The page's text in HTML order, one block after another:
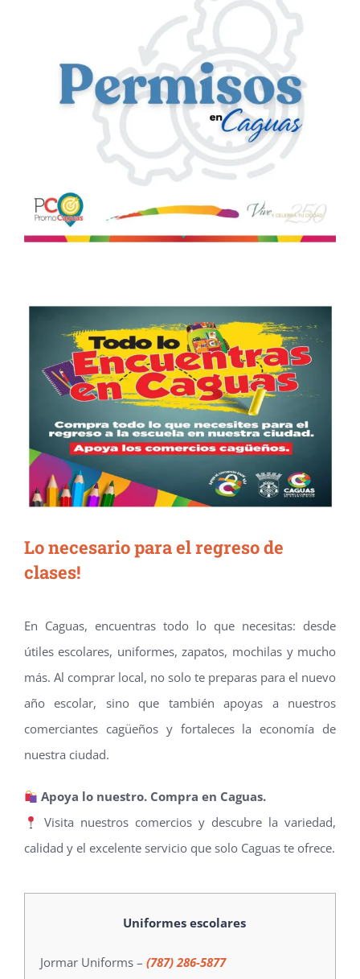
Lo necesario para el regreso de
clases!
En Caguas, encuentras todo lo que necesitas: desde
útiles escolares, uniformes, zapatos, mochilas y mucho
más. Al comprar local, no solo te preparas para el nuevo
año escolar, sino que también apoyas a nuestros
comerciantes cagüeños y fortaleces la economía de
nuestra ciudad.
Apoya lo nuestro. Compra en Caguas.
Visita nuestros comercios y descubre la variedad,
calidad y el excelente servicio que solo Caguas te ofrece.
Uniformes escolares
Jormar Uniforms – (787) 286-5877